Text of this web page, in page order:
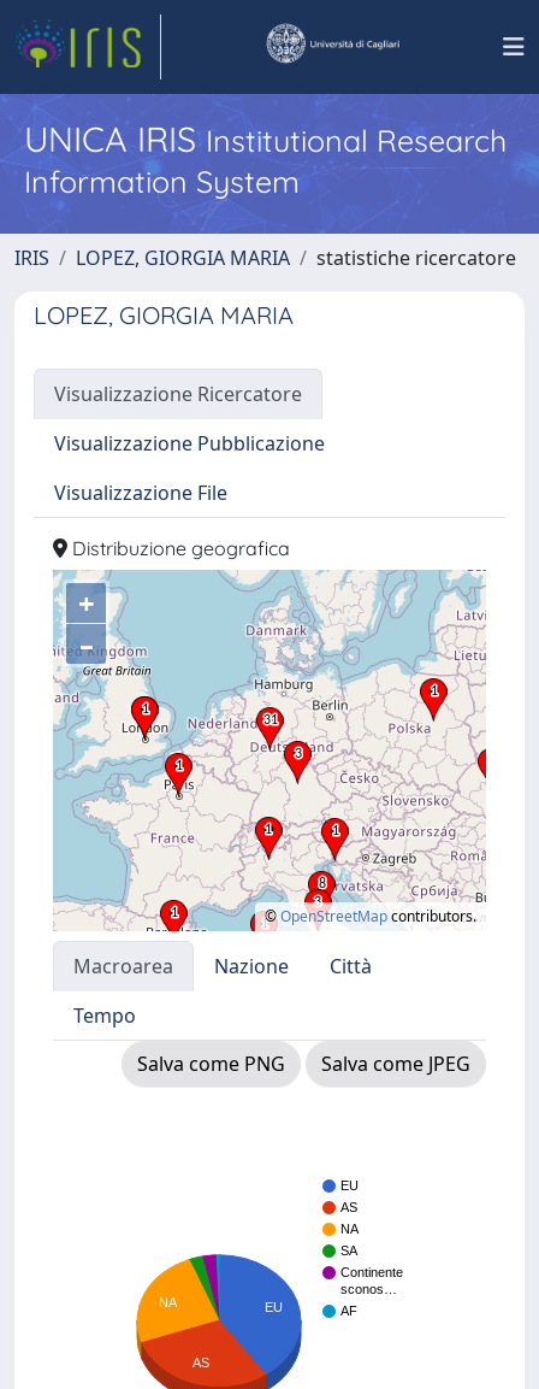
UNICA IRISInstitutional Research
Information System
IRIS LOPEZ, GIORGIA MARIA statistiche ricercatore
LOPEZ, GIORGIA MARIA
Visualizzazione Ricercatore
Visualizzazione Pubblicazione
Visualizzazione File
Distribuzione geografica
+
–
©OpenStreetMapcontributors.
Macroarea Nazione
Città
Tempo
Salva come PNG
Salva come JPEG
EU
AS
NA
SA
Continente
sconos…
AF
EU
NA
AS